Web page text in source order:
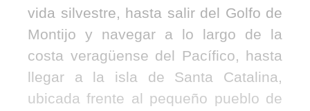
vida silvestre, hasta salir del Golfo de
Montijo y navegar a lo largo de la
costa veragüense del Pacífico, hasta
llegar a la isla de Santa Catalina,
ubicada frente al pequeño pueblo de